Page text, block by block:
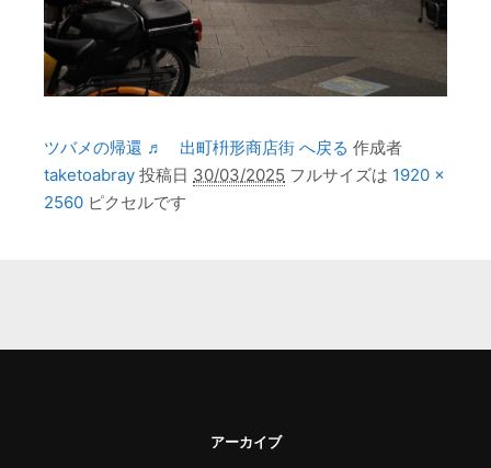
ツバメの帰還 ♬ 出町枡形商店街 へ戻る 作成者
taketoabray 投稿日 30/03/2025 フルサイズは 1920 ×
2560 ピクセルです
アーカイブ